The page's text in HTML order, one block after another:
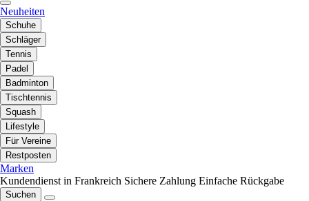
Neuheiten
Schuhe
Schläger
Tennis
Padel
Badminton
Tischtennis
Squash
Lifestyle
Für Vereine
Restposten
Marken
Kundendienst in Frankreich Sichere Zahlung Einfache Rückgabe
Suchen